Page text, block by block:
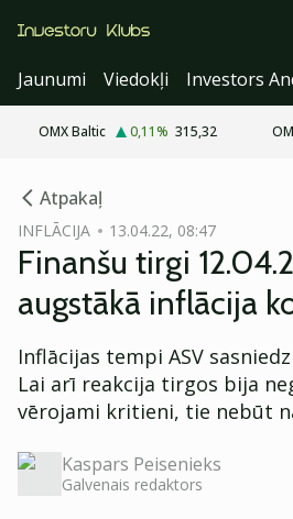
Jaunumi
Viedokļi Investors
OMX Baltic 0,11% 315,32
Atpakaļ
INFLĀCIJA 13.04.22, 08:47
Finanšu tirgi
augstākā inflācija
Inflācijas tempi ASV
Lai arī reakcija tirgos bija
vērojami kritieni, tie nebūt
Kaspars Peisenieks
Galvenais redaktors